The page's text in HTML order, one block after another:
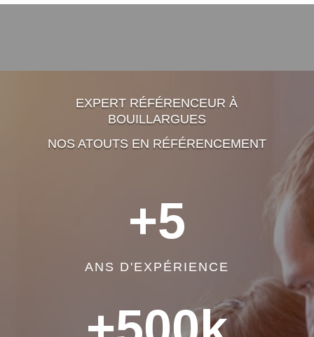
EXPERT RÉFÉRENCEUR À
BOUILLARGUES
NOS ATOUTS EN RÉFÉRENCEMENT
+5
ANS D'EXPÉRIENCE